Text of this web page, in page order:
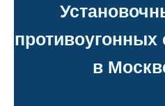
противоугонных
в